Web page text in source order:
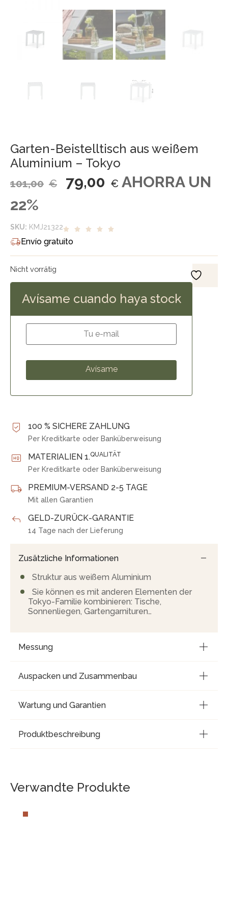
Garten-Beistelltisch aus weißem
Aluminium – Tokyo
101,00 € 79,00 € AHORRA UN
22%
SKU: KMJ21322
Envío gratuito
Nicht vorrätig
Avísame cuando haya stock
100 % SICHERE ZAHLUNG
Per Kreditkarte oder Banküberweisung
MATERIALIEN 1.QUALITÄT
Per Kreditkarte oder Banküberweisung
PREMIUM-VERSAND 2-5 TAGE
Mit allen Garantien
GELD-ZURÜCK-GARANTIE
14 Tage nach der Lieferung
Zusätzliche Informationen
Struktur aus weißem Aluminium
Sie können es mit anderen Elementen der
Tokyo-Familie kombinieren: Tische,
Sonnenliegen, Gartengarnituren…
Messung
Auspacken und Zusammenbau
Wartung und Garantien
Produktbeschreibung
Verwandte Produkte